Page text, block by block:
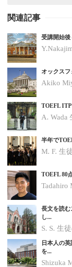
関連記事
受講開始
オックス
Akiko
TOEFL
A. Wada
半年で
M. F. 生
TOEFL 80
Tadahiro
長文を読む
し...
S. S. 生
日本人の
を...
Shizuka